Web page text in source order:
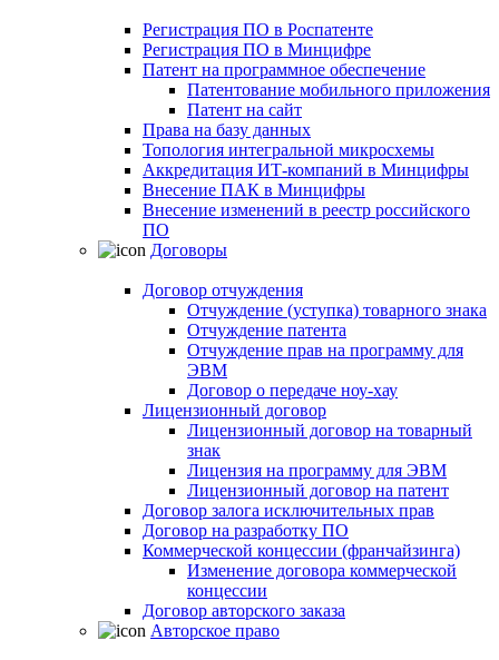
Регистрация ПО в Роспатенте
Регистрация ПО в Минцифре
Патент на программное обеспечение
Патентование мобильного приложения
Патент на сайт
Права на базу данных
Топология интегральной микросхемы
Аккредитация ИТ-компаний в Минцифры
Внесение ПАК в Минцифры
Внесение изменений в реестр российского
ПО
Договоры
Договор отчуждения
Отчуждение (уступка) товарного знака
Отчуждение патента
Отчуждение прав на программу для
ЭВМ
Договор о передаче ноу-хау
Лицензионный договор
Лицензионный договор на товарный
знак
Лицензия на программу для ЭВМ
Лицензионный договор на патент
Договор залога исключительных прав
Договор на разработку ПО
Коммерческой концессии (франчайзинга)
Изменение договора коммерческой
концессии
Договор авторского заказа
Авторское право